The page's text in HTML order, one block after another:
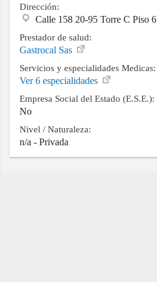
Buscar
Contacto
Dirección:
Calle 158 20-95 Torre C Piso
Prestador de salud:
Gastrocal Sas
Servicios y especialidades Medicas:
Ver 6 especialidades
Empresa Social del Estado (E.S.E.):
No
Nivel / Naturaleza:
n/a - Privada